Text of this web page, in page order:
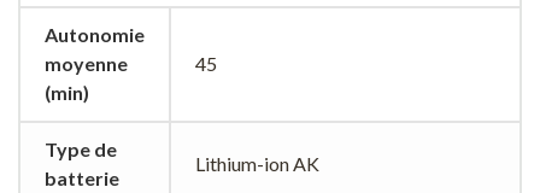
Autonomie
moyenne
(min)
45
Type de
batterie
Lithium-ion AK